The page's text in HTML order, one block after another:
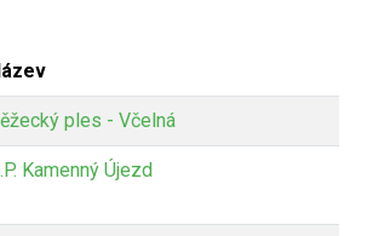
ples - Včelná
Kamenný Újezd